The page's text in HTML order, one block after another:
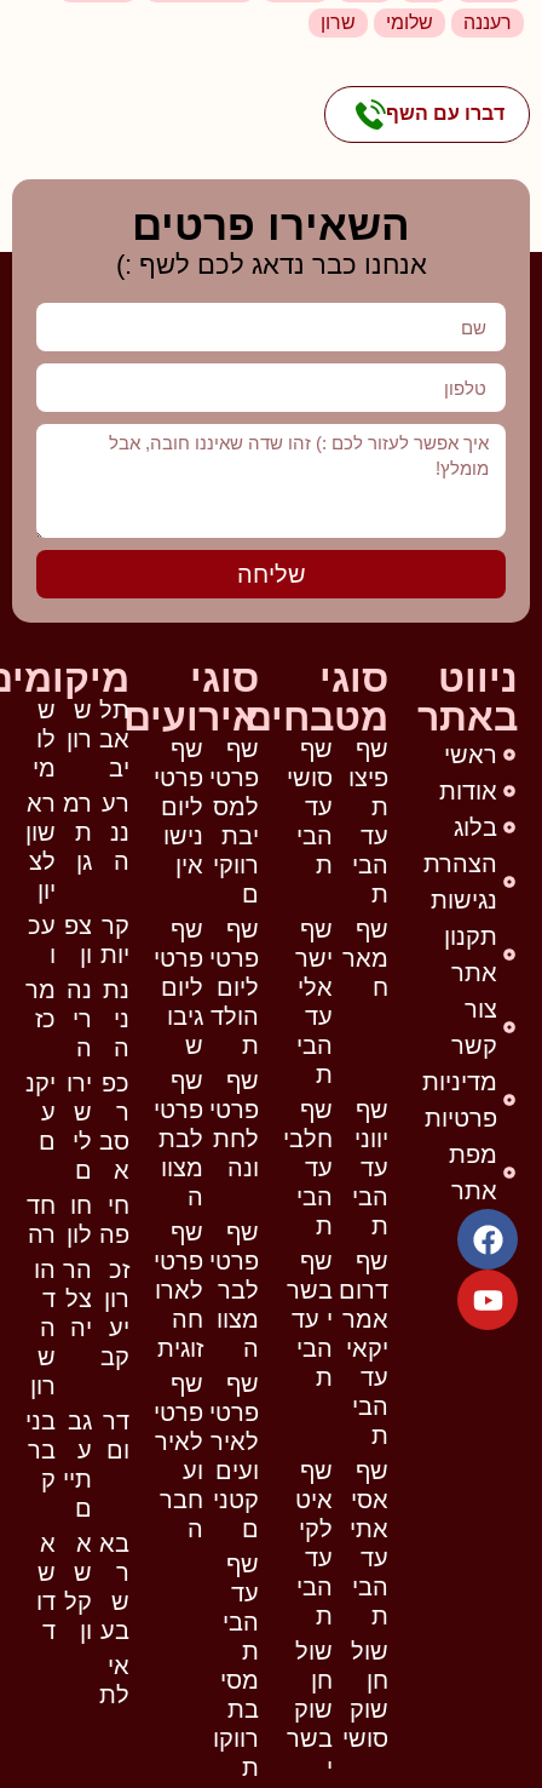
רעננה שלומי שרון
דברו עם השף
השאירו פרטים
אנחנו כבר נדאג לכם לשף :)
שליחה
ניווט
באתר
ראשי
אודות
בלוג
הצהרת
נגישות
תקנון
אתר
צור
קשר
מדיניות
פרטיות
מפת
אתר
סוגי
מטבחים
שף
פיצו
ת
עד
הבי
ת
שף
סושי
עד
הבי
ת
שף
מאר
ח
שף
ישר
אלי
עד
הבי
ת
שף
יווני
עד
הבי
ת
שף
חלבי
עד
הבי
ת
שף
דרום
אמר
יקאי
עד
הבי
ת
שף
בשר
י עד
הבי
ת
שף
אסי
אתי
עד
הבי
ת
שף
איט
לקי
עד
הבי
ת
שול
חן
שוק
סושי
שול
חן
שוק
בשר
י
סוגי
אירועים
שף
פרטי
למס
יבת
רווקי
ם
שף
פרטי
ליום
נישו
אין
שף
פרטי
ליום
הולד
ת
שף
פרטי
ליום
גיבו
ש
שף
פרטי
לחת
ונה
שף
פרטי
לבת
מצוו
ה
שף
פרטי
לבר
מצוו
ה
שף
פרטי
לארו
חה
זוגית
שף
פרטי
לאיר
ועים
קטני
ם
שף
פרטי
לאיר
וע
חבר
ה
שף
עד
הבי
ת
מסי
בת
רווקו
ת
תל
אב
יב
ש
רון
ש
לו
מי
רע
ננ
ה
רמ
ת
גן
רא
שון
לצ
יון
קר
יות
צפ
ון
עכ
ו
נת
ני
ה
נה
רי
ה
מר
כז
כפ
ר
סב
א
ירו
ש
לי
ם
יקנ
ע
ם
חי
פה
חו
לון
חד
רה
זכ
רון
יע
קב
הר
צל
יה
הו
ד
ה
ש
רון
דר
ום
גב
ע
תיי
ם
בני
בר
ק
בא
ר
ש
בע
א
ש
קל
ון
א
ש
דו
ד
אי
לת